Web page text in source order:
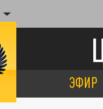
ЭФИР